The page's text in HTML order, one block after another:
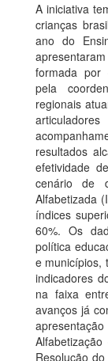
A iniciativa
crianças
ano do
formada por
pela
regionais
resultados
efetividade
cenário de
Alfabetizada
índices
60%. Os
política
e municípios,
indicadores
na faixa
avanços já
Resolução